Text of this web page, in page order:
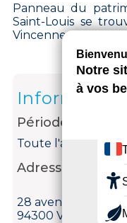
Panneau du
Saint-Louis se
Vincennes.
Période
Toute l'année tous
Adresse
28 avenue de Paris
94300 Vincennes